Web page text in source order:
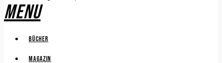
Menu
Bücher
Magazin